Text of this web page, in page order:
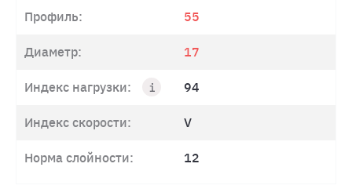
Профиль: 55
Диаметр: 17
Индекс нагрузки: 94
Индекс скорости: V
Норма слойности: 12